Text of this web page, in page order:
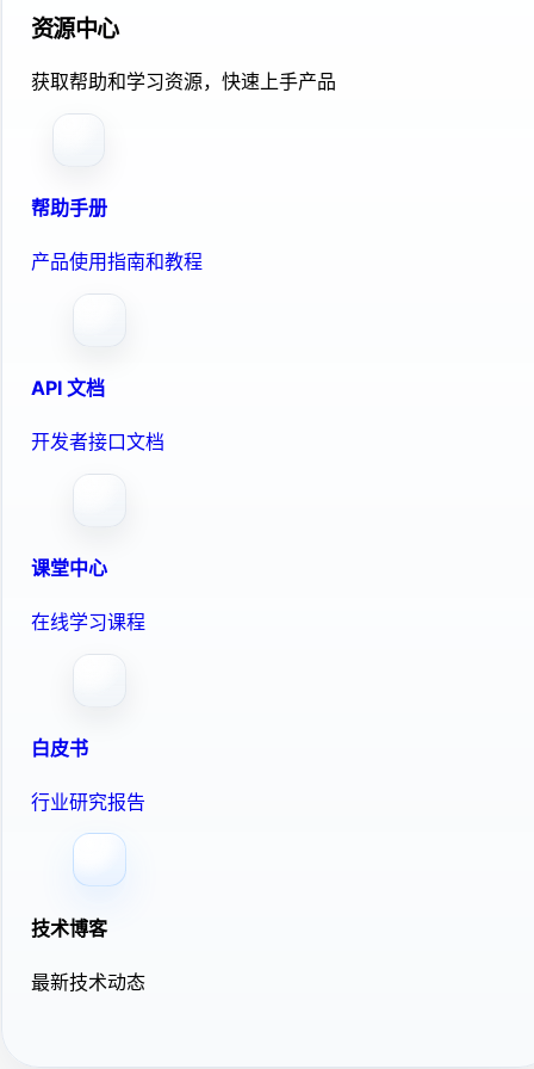
资源中心
获取帮助和学习资源，快速上手产品
帮助手册
产品使用指南和教程
API 文档
开发者接口文档
课堂中心
在线学习课程
白皮书
行业研究报告
技术博客
最新技术动态